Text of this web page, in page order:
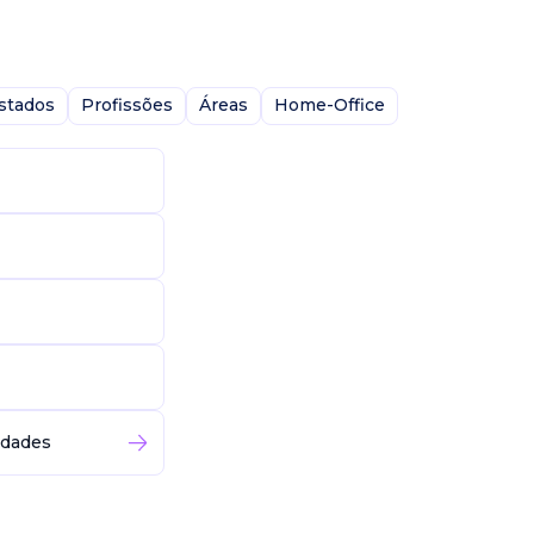
Profissões Áreas Home-Office